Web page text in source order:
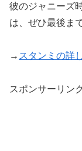
彼のジャニーズ
は、ぜひ最後ま
→ スタンミの詳
スポンサーリンク